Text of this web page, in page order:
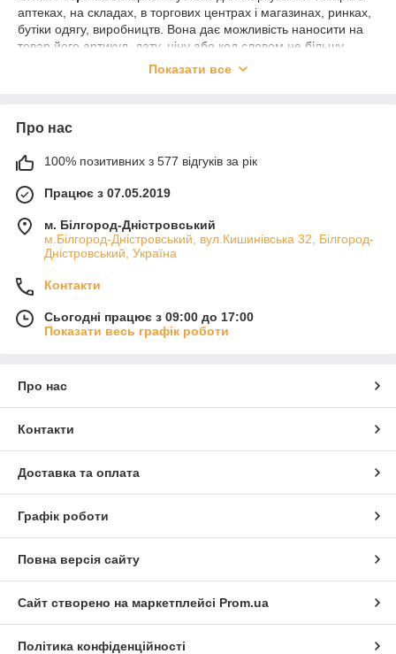
аптеках, на складах, в торгових центрах і магазинах, ринках,
бутіки одягу, виробництв. Вона дає можливість наносити на
товар його артикул, дату, ціну або код словом не більшу
знижує час очікування покупця відповіді від менеджера на
питання, дає покупцеві наочну інформацію про дату
виробництва, термін придатності і нарешті найголовніше -
вартість.
Показати все
Про нас
100% позитивних з 577 відгуків за рік
Працює з 07.05.2019
м. Білгород-Дністровський
м.Білгород-Дністровський, вул.Кишинівська 32, Білгород-
Дністровський, Україна
Контакти
Сьогодні працює з 09:00 до 17:00
Показати весь графік роботи
Про нас
Контакти
Доставка та оплата
Графік роботи
Повна версія сайту
Сайт створено на маркетплейсі Prom.ua
Політика конфіденційності